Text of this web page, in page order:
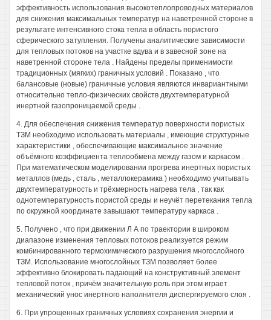
эффективность использования высокотеплопроводных материалов
для снижения максимальных температур на наветренной стороне в
результате интенсивного стока тепла в область пористого
сферического затупления. Получены аналитические зависимости
для тепловых потоков на участке вдува и в завесной зоне на
наветренной стороне тела . Найдены пределы применимости
традиционных (мягких) граничных условий . Показано , что
балансовые (новые) граничные условия являются инвариантными
относительно тепло-физических свойств двухтемпературной
инертной газопроницаемой среды .
4. Для обеспечения снижения температур поверхности пористых
ТЗМ необходимо использовать материалы , имеющие структурные
характеристики , обеспечивающие максимальное значение
объёмного коэффициента теплообмена между газом и каркасом .
При математическом моделировании прогрева инертных пористых
металлов (медь , сталь , металлокерамика ) необходимо учитывать
двухтемпературность и трёхмерность нагрева тела , так как
однотемпературность пористой среды и неучёт перетекания тепла
по окружной координате завышают температуру каркаса .
5. Получено , что при движении Л А по траектории в широком
диапазоне изменения тепловых потоков реализуется режим
комбинированного термохимического разрушения многослойного
ТЗМ. Использование многослойных ТЗМ позволяет более
эффективно блокировать падающий на конструктивный элемент
тепловой поток , причём значительную роль при этом играет
механический унос инертного наполнителя диспергируемого слоя .
6. При упрощенных граничных условиях сохранения энергии и